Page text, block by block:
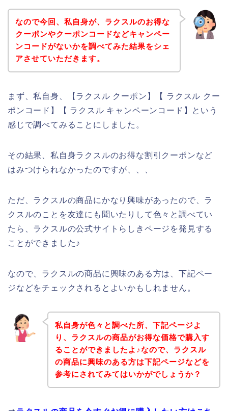
なので今回、私自身が、ラクスルのお得な
クーポンやクーポンコードなどキャンペー
ンコードがないかを調べてみた結果をシェ
アさせていただきます。
まず、私自身、【ラクスル クーポン】【 ラクスル クー
ポンコード】【 ラクスル キャンペーンコード】という
感じで調べてみることにしました。
その結果、私自身ラクスルのお得な割引クーポンなど
はみつけられなかったのですが、、、
ただ、ラクスルの商品にかなり興味があったので、ラ
クスルのことを友達にも聞いたりして色々と調べてい
たら、ラクスルの公式サイトらしきページを発見する
ことができました♪
なので、ラクスルの商品に興味のある方は、下記ペー
ジなどをチェックされるとよいかもしれません。
私自身が色々と調べた所、下記ページよ
り、ラクスルの商品がお得な価格で購入す
ることができましたよ♪なので、ラクスル
の商品に興味のある方は下記ページなどを
参考にされてみてはいかがでしょうか？